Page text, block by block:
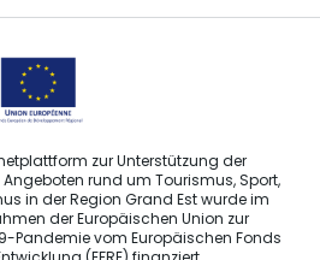
zur Unterstützung der
rund um Tourismus, Sport,
in der Region Grand Est wurde im
der Europäischen Union zur
Pandemie vom Europäischen Fonds